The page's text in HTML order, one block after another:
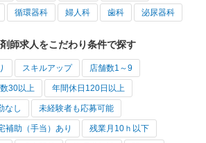
循環器科 婦人科 歯科 泌尿器科
師求人をこだわり条件で探す
スキルアップ 店舗数1～9
30以上 年間休日120日以上
なし 未経験者も応募可能
補助（手当）あり 残業月10ｈ以下